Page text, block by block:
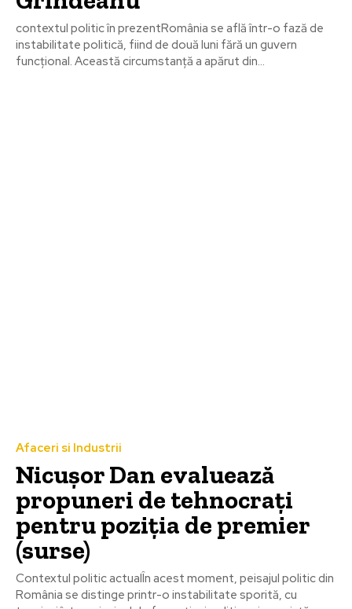
contextul politic în prezentRomânia se află într-o fază de
instabilitate politică, fiind de două luni fără un guvern
funcțional. Această circumstanță a apărut din...
Afaceri si Industrii
Nicușor Dan evaluează
propuneri de tehnocrați
pentru poziția de premier
(surse)
Contextul politic actualÎn acest moment, peisajul politic din
România se distinge printr-o instabilitate sporită, cu